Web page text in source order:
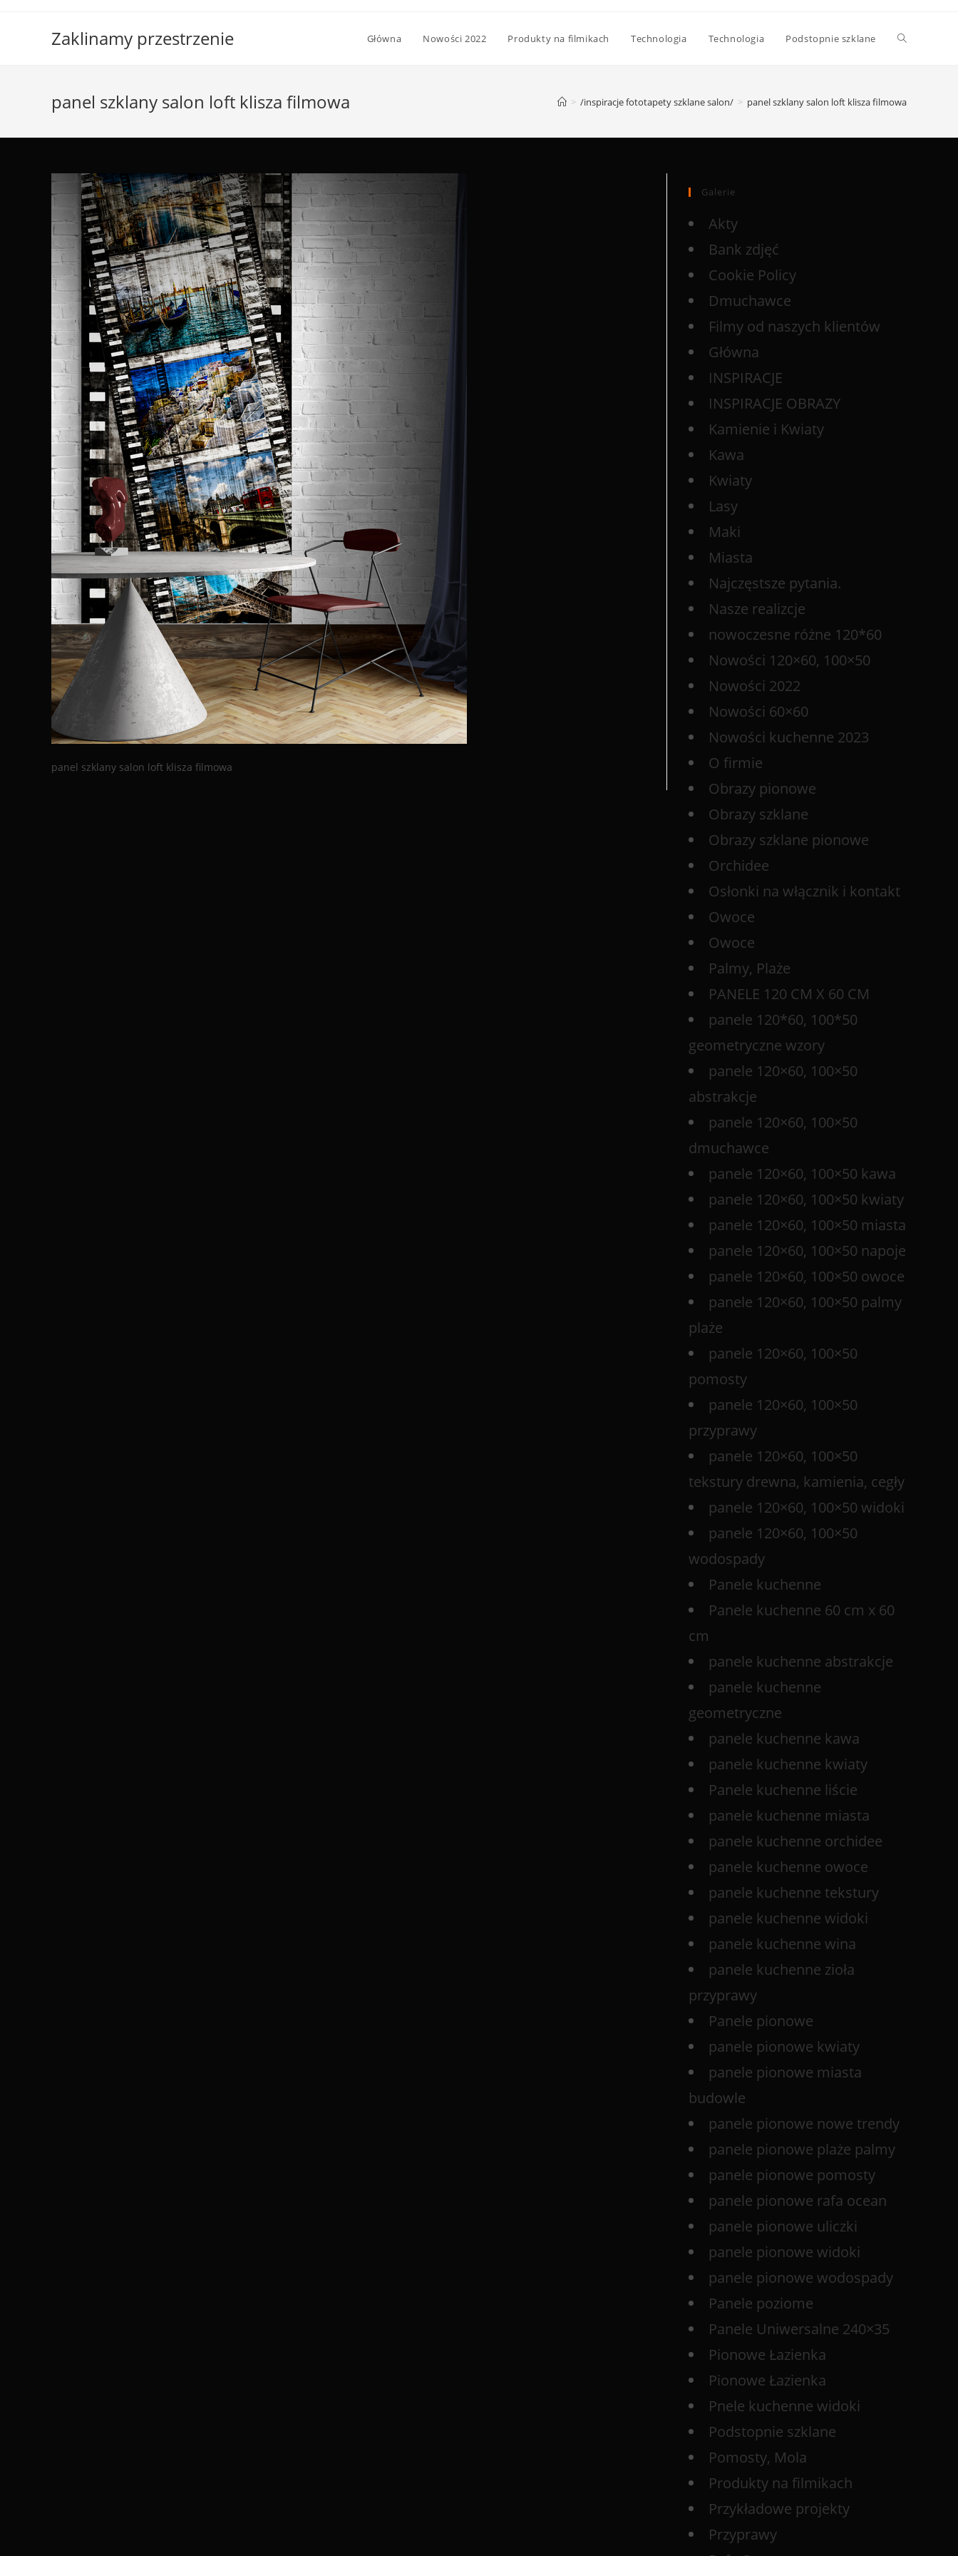
Zaklinamy przestrzenie Główna Nowości 2022 Produkty na filmikach Technologia Technologia Podstopnie szklane
panel szklany salon loft klisza filmowa > /inspiracje fototapety szklane salon/ > panel szklany salon loft klisza filmowa
panel szklany salon loft klisza filmowa
Galerie
Akty
Bank zdjęć
Cookie Policy
Dmuchawce
Filmy od naszych klientów
Główna
INSPIRACJE
INSPIRACJE OBRAZY
Kamienie i Kwiaty
Kawa
Kwiaty
Lasy
Maki
Miasta
Najczęstsze pytania.
Nasze realizcje
nowoczesne różne 120*60
Nowości 120×60, 100×50
Nowości 2022
Nowości 60×60
Nowości kuchenne 2023
O firmie
Obrazy pionowe
Obrazy szklane
Obrazy szklane pionowe
Orchidee
Osłonki na włącznik i kontakt
Owoce
Owoce
Palmy, Plaże
PANELE 120 CM X 60 CM
panele 120*60, 100*50
geometryczne wzory
panele 120×60, 100×50
abstrakcje
panele 120×60, 100×50
dmuchawce
panele 120×60, 100×50 kawa
panele 120×60, 100×50 kwiaty
panele 120×60, 100×50 miasta
panele 120×60, 100×50 napoje
panele 120×60, 100×50 owoce
panele 120×60, 100×50 palmy
plaże
panele 120×60, 100×50
pomosty
panele 120×60, 100×50
przyprawy
panele 120×60, 100×50
tekstury drewna, kamienia, cegły
panele 120×60, 100×50 widoki
panele 120×60, 100×50
wodospady
Panele kuchenne
Panele kuchenne 60 cm x 60
cm
panele kuchenne abstrakcje
panele kuchenne
geometryczne
panele kuchenne kawa
panele kuchenne kwiaty
Panele kuchenne liście
panele kuchenne miasta
panele kuchenne orchidee
panele kuchenne owoce
panele kuchenne tekstury
panele kuchenne widoki
panele kuchenne wina
panele kuchenne zioła
przyprawy
Panele pionowe
panele pionowe kwiaty
panele pionowe miasta
budowle
panele pionowe nowe trendy
panele pionowe plaże palmy
panele pionowe pomosty
panele pionowe rafa ocean
panele pionowe uliczki
panele pionowe widoki
panele pionowe wodospady
Panele poziome
Panele Uniwersalne 240×35
Pionowe Łazienka
Pionowe Łazienka
Pnele kuchenne widoki
Podstopnie szklane
Pomosty, Mola
Produkty na filmikach
Przykładowe projekty
Przyprawy